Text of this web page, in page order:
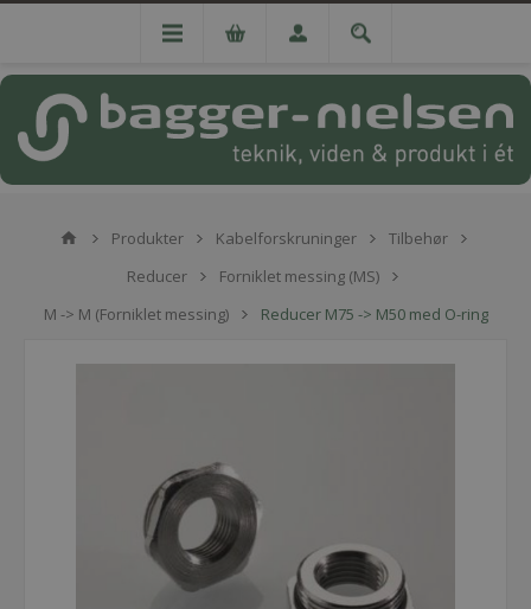
Produkter Kabelforskruninger
Tilbehør
Reducer
Forniklet messing (MS)
M -> M (Forniklet messing)
Reducer M75 -> M50 med O-ring